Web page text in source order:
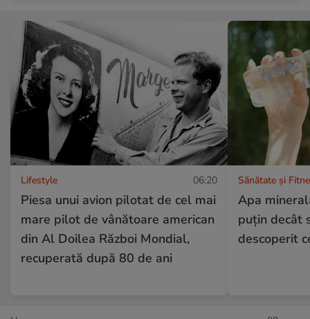
Lifestyle 06:20
Piesa unui avion pilotat de cel mai
mare pilot de vânătoare american
din Al Doilea Război Mondial,
recuperată după 80 de ani
Sănătate și
Apa
puțin decât
descoperit